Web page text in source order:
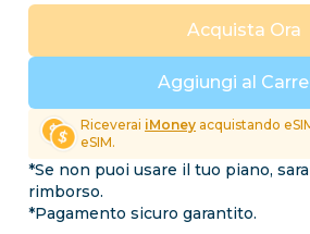
Aggiungi al
Acquista Ora
Riceverai iMoney acquistando
eSIM.
*Se non puoi usare il tuo piano,
rimborso.
*Pagamento sicuro garantito.